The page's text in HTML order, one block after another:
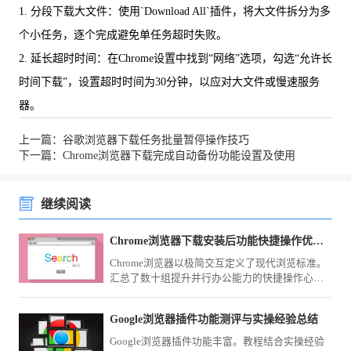
1. 分段下载大文件：使用`Download All`插件，将大文件拆分为多
个小任务，逐个完成避免单任务超时失败。
2. 延长超时时间：在Chrome设置中找到“网络”选项，勾选“允许长
时间下载”，设置超时时间为30分钟，以应对大文件或慢速服务
器。
上一篇：谷歌浏览器下载任务批量暂停操作技巧
下一篇：Chrome浏览器下载完成自动备份功能设置及使用
继续阅读
Chrome浏览器下载安装后功能快捷操作优化教程
Chrome浏览器以极简交互定义了现代浏览标准。
汇总了数十组提升并行办公能力的快捷操作心
尖的精准调度实现网页浏览与任务处理的毫秒级
衔接，实现效能质变。
Google浏览器插件功能测评与实操经验总结
Google浏览器插件功能丰富。教程结合实操经验